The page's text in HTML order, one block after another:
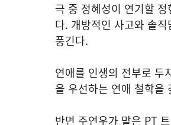
극 중 정혜성이 연기할
다. 개방적인 사고와 솔
풍긴다.
연애를 인생의 전부로 두
을 우선하는 연애 철학을
반면 주연우가 맡은 PT